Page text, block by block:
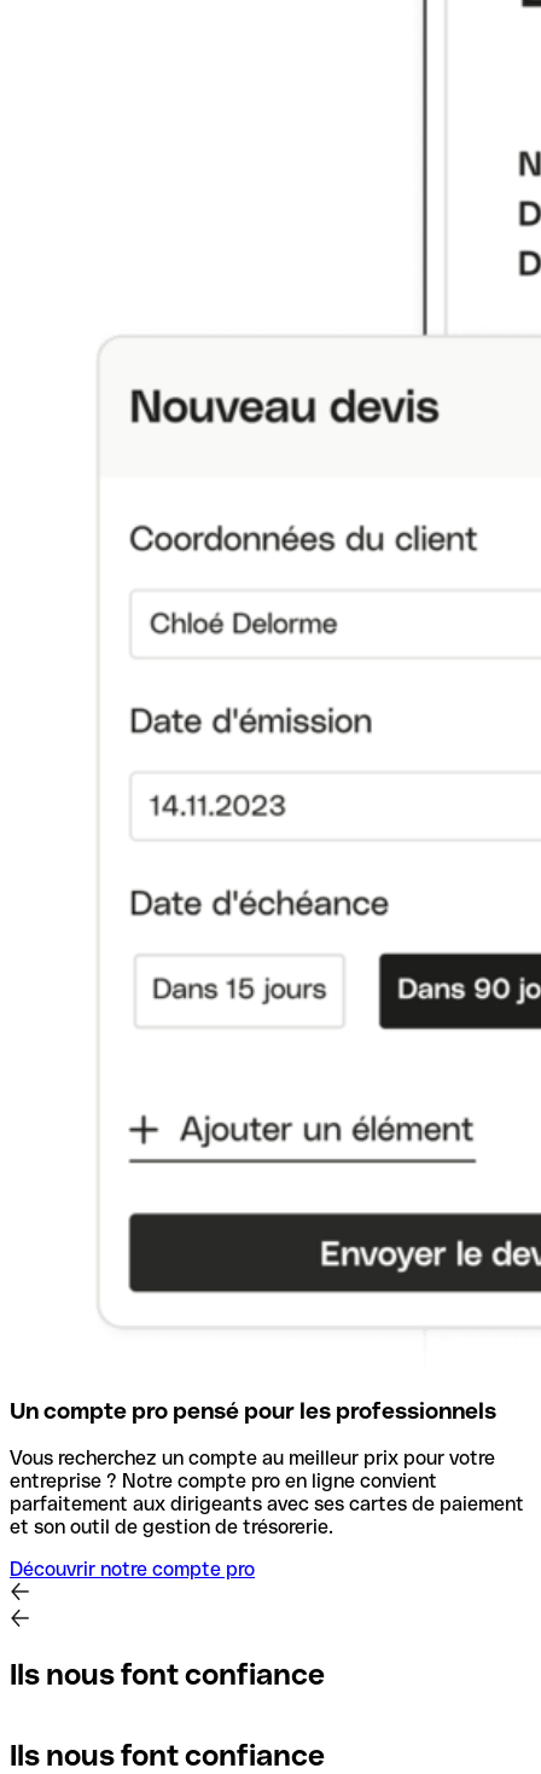
Un compte pro pensé pour les professionnels
Vous recherchez un compte au meilleur prix pour votre
entreprise ? Notre compte pro en ligne convient
parfaitement aux dirigeants avec ses cartes de paiement
et son outil de gestion de trésorerie.
Découvrir notre compte pro
Ils nous font confiance
Ils nous font confiance